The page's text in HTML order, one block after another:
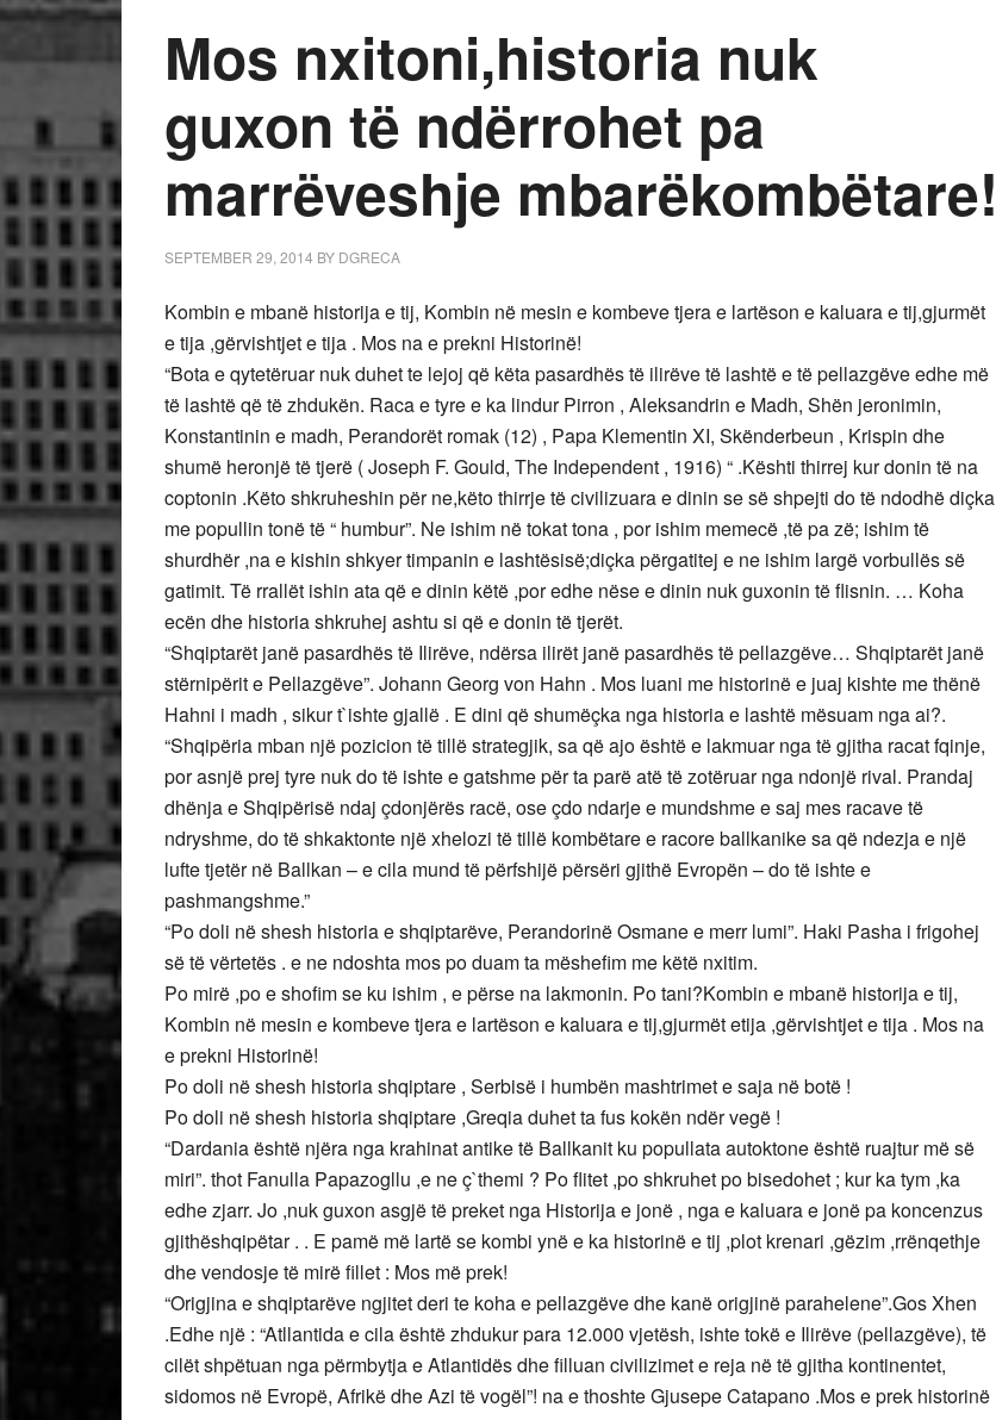
Mos nxitoni,historia nuk
guxon të ndërrohet pa
marrëveshje mbarëkombëtare!
SEPTEMBER 29, 2014 BY DGRECA
Kombin e mbanë historija e tij, Kombin në mesin e kombeve tjera e lartëson e kaluara e tij,gjurmët
e tija ,gërvishtjet e tija . Mos na e prekni Historinë!
“Bota e qytetëruar nuk duhet te lejoj që këta pasardhës të ilirëve të lashtë e të pellazgëve edhe më
të lashtë që të zhdukën. Raca e tyre e ka lindur Pirron , Aleksandrin e Madh, Shën jeronimin,
Konstantinin e madh, Perandorët romak (12) , Papa Klementin XI, Skënderbeun , Krispin dhe
shumë heronjë të tjerë ( Joseph F. Gould, The Independent , 1916) “ .Kështi thirrej kur donin të na
coptonin .Këto shkruheshin për ne,këto thirrje të civilizuara e dinin se së shpejti do të ndodhë diçka
me popullin tonë të “ humbur”. Ne ishim në tokat tona , por ishim memecë ,të pa zë; ishim të
shurdhër ,na e kishin shkyer timpanin e lashtësisë;diçka përgatitej e ne ishim largë vorbullës së
gatimit. Të rrallët ishin ata që e dinin këtë ,por edhe nëse e dinin nuk guxonin të flisnin. … Koha
ecën dhe historia shkruhej ashtu si që e donin të tjerët.
“Shqiptarët janë pasardhës të Ilirëve, ndërsa ilirët janë pasardhës të pellazgëve… Shqiptarët janë
stërnipërit e Pellazgëve”. Johann Georg von Hahn . Mos luani me historinë e juaj kishte me thënë
Hahni i madh , sikur t`ishte gjallë . E dini që shumëçka nga historia e lashtë mësuam nga ai?.
“Shqipëria mban një pozicion të tillë strategjik, sa që ajo është e lakmuar nga të gjitha racat fqinje,
por asnjë prej tyre nuk do të ishte e gatshme për ta parë atë të zotëruar nga ndonjë rival. Prandaj
dhënja e Shqipërisë ndaj çdonjërës racë, ose çdo ndarje e mundshme e saj mes racave të
ndryshme, do të shkaktonte një xhelozi të tillë kombëtare e racore ballkanike sa që ndezja e një
lufte tjetër në Ballkan – e cila mund të përfshijë përsëri gjithë Evropën – do të ishte e
pashmangshme.”
“Po doli në shesh historia e shqiptarëve, Perandorinë Osmane e merr lumi”. Haki Pasha i frigohej
së të vërtetës . e ne ndoshta mos po duam ta mëshefim me këtë nxitim.
Po mirë ,po e shofim se ku ishim , e përse na lakmonin. Po tani?Kombin e mbanë historija e tij,
Kombin në mesin e kombeve tjera e lartëson e kaluara e tij,gjurmët etija ,gërvishtjet e tija . Mos na
e prekni Historinë!
Po doli në shesh historia shqiptare , Serbisë i humbën mashtrimet e saja në botë !
Po doli në shesh historia shqiptare ,Greqia duhet ta fus kokën ndër vegë !
“Dardania është njëra nga krahinat antike të Ballkanit ku popullata autoktone është ruajtur më së
miri”. thot Fanulla Papazogllu ,e ne ç`themi ? Po flitet ,po shkruhet po bisedohet ; kur ka tym ,ka
edhe zjarr. Jo ,nuk guxon asgjë të preket nga Historija e jonë , nga e kaluara e jonë pa koncenzus
gjithëshqipëtar . . E pamë më lartë se kombi ynë e ka historinë e tij ,plot krenari ,gëzim ,rrënqethje
dhe vendosje të mirë fillet : Mos më prek!
“Origjina e shqiptarëve ngjitet deri te koha e pellazgëve dhe kanë origjinë parahelene”.Gos Xhen
.Edhe një : “Atllantida e cila është zhdukur para 12.000 vjetësh, ishte tokë e Ilirëve (pellazgëve), të
cilët shpëtuan nga përmbytja e Atlantidës dhe filluan civilizimet e reja në të gjitha kontinentet,
sidomos në Evropë, Afrikë dhe Azi të vogël”! na e thoshte Gjusepe Catapano .Mos e prek historinë